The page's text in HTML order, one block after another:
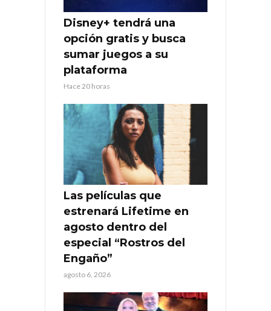
Disney+ tendrá una
opción gratis y busca
sumar juegos a su
plataforma
Hace 20 horas
Las películas que
estrenará Lifetime en
agosto dentro del
especial “Rostros del
Engaño”
agosto 6, 2026